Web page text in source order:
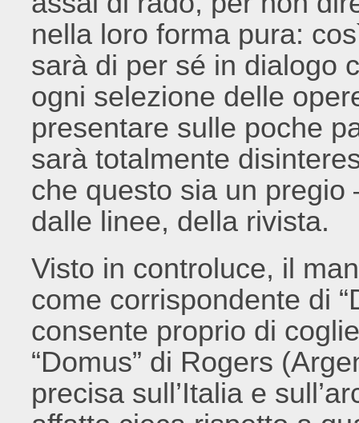
nella loro forma pura:
sarà di per sé in dialogo
ogni selezione delle
presentare sulle poche
sarà totalmente
che questo sia un
dalle linee, della rivista.
Visto in controluce, il
come corrispondente di
consente proprio di
“Domus” di Rogers
precisa sull’Italia e